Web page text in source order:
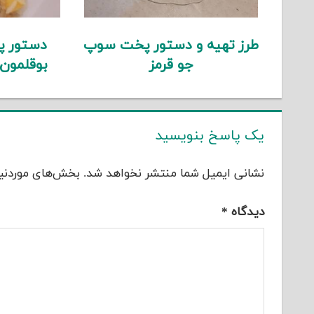
طرز تهیه و دستور پخت سوپ
جو قرمز
دستور
یک پاسخ بنویسید
نشانی ایمیل شما منتشر نخواهد شد. بخش‌های
دیدگاه *